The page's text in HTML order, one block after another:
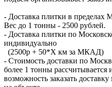
- Доставка плитки в
Вес до 1 тонны - 2500 рублей.
- Доставка плитки по
индивидуально
(2500р + 50*X км за МКАД)
- Стоимость доставки по
более 1 тонны рассчитывается
возможность заказать